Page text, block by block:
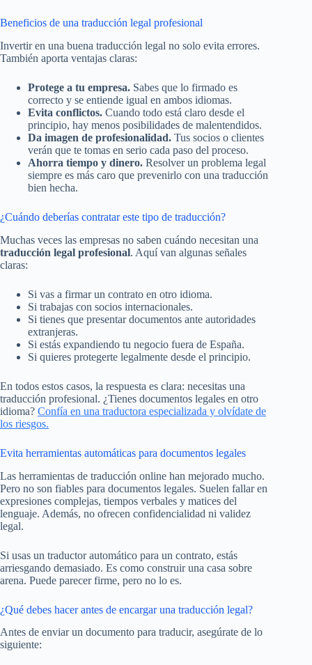
Beneficios de una traducción legal profesional
Invertir en una buena traducción legal no solo evita errores.
También aporta ventajas claras:
Protege a tu empresa. Sabes que lo firmado es
correcto y se entiende igual en ambos idiomas.
Evita conflictos. Cuando todo está claro desde el
principio, hay menos posibilidades de malentendidos.
Da imagen de profesionalidad. Tus socios o clientes
verán que te tomas en serio cada paso del proceso.
Ahorra tiempo y dinero. Resolver un problema legal
siempre es más caro que prevenirlo con una traducción
bien hecha.
¿Cuándo deberías contratar este tipo de traducción?
Muchas veces las empresas no saben cuándo necesitan una
traducción legal profesional. Aquí van algunas señales
claras:
Si vas a firmar un contrato en otro idioma.
Si trabajas con socios internacionales.
Si tienes que presentar documentos ante autoridades
extranjeras.
Si estás expandiendo tu negocio fuera de España.
Si quieres protegerte legalmente desde el principio.
En todos estos casos, la respuesta es clara: necesitas una
traducción profesional. ¿Tienes documentos legales en otro
idioma? Confía en una traductora especializada y olvídate de
los riesgos.
Evita herramientas automáticas para documentos legales
Las herramientas de traducción online han mejorado mucho.
Pero no son fiables para documentos legales. Suelen fallar en
expresiones complejas, tiempos verbales y matices del
lenguaje. Además, no ofrecen confidencialidad ni validez
legal.
Si usas un traductor automático para un contrato, estás
arriesgando demasiado. Es como construir una casa sobre
arena. Puede parecer firme, pero no lo es.
¿Qué debes hacer antes de encargar una traducción legal?
Antes de enviar un documento para traducir, asegúrate de lo
siguiente: